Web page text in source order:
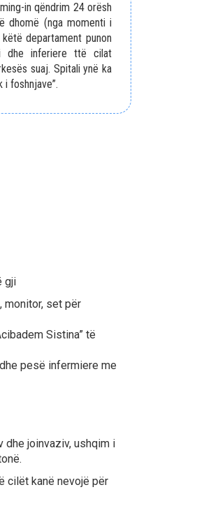
in qëndrim 24 orësh
dhomë (nga momenti i
departament punon
dhe inferiere ttë cilat
suaj. Spitali ynë ka
foshnjave”.
gji
monitor, set për
Sistina” të
pesë infermiere me
dhe joinvaziv, ushqim i
cilët kanë nevojë për